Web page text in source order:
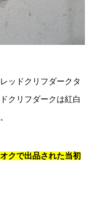
ッドクリフダークタ
クリフダークは紅白
クで出品された当初